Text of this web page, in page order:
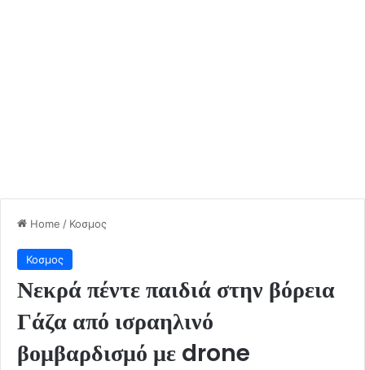
Home / Κοσμος
Κοσμος
Νεκρά πέντε παιδιά στην βόρεια
Γάζα από ισραηλινό
βομβαρδισμό με drone